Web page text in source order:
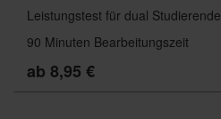
Leistungstest für dual Studierende
90 Minuten Bearbeitungszeit
ab 8,95 €